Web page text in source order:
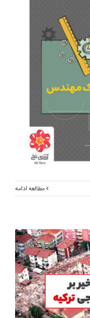
مطالعه ادامه